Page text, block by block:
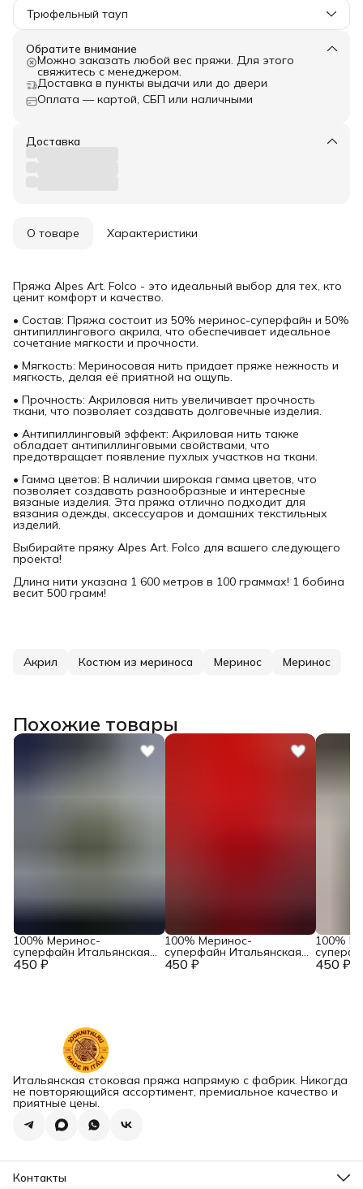
Трюфельный тауп
Обратите внимание
Можно заказать любой вес пряжи. Для этого
свяжитесь с менеджером.
Доставка в пункты выдачи или до двери
Оплата — картой, СБП или наличными
Доставка
О товаре Характеристики
Пряжа Alpes Art. Folco - это идеальный выбор для тех, кто
ценит комфорт и качество.
• Состав: Пряжа состоит из 50% меринос-суперфайн и 50%
антипиллингового акрила, что обеспечивает идеальное
сочетание мягкости и прочности.
• Мягкость: Мериносовая нить придает пряже нежность и
мягкость, делая её приятной на ощупь.
• Прочность: Акриловая нить увеличивает прочность
ткани, что позволяет создавать долговечные изделия.
• Антипиллинговый эффект: Акриловая нить также
обладает антипиллинговыми свойствами, что
предотвращает появление пухлых участков на ткани.
• Гамма цветов: В наличии широкая гамма цветов, что
позволяет создавать разнообразные и интересные
вязаные изделия. Эта пряжа отлично подходит для
вязания одежды, аксессуаров и домашних текстильных
изделий.
Выбирайте пряжу Alpes Art. Folco для вашего следующего
проекта!
Длина нити указана 1 600 метров в 100 граммах! 1 бобина
весит 500 грамм!
Акрил Костюм из мериноса Меринос Меринос
Похожие товары
450 ₽
100% Меринос-
суперфайн Итальянская
пряжа в бобинах 450 ₽
100% Меринос-
суперфайн Итальянская
пряжа в бобинах 450 ₽
100%
пряжа
Итальянская стоковая пряжа напрямую с фабрик. Никогда
не повторяющийся ассортимент, премиальное качество и
приятные цены.
Контакты